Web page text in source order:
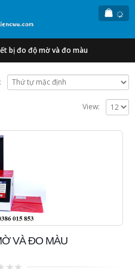
bị đo độ mờ và đo màu
View:
VÀ ĐO MÀU